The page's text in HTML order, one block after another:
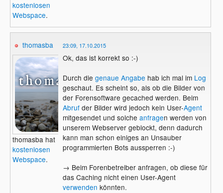
kostenlosen
Webspace.
thomasba
thomasba hat
kostenlosen
Webspace.
23:09, 17.10.2015
Ok, das ist korrekt so :-)
Durch die genaue Angabe hab ich mal im Log
geschaut. Es scheint so, als ob die Bilder von
der Forensoftware gecached werden. Beim
Abrufder Bilder wird jedoch kein User-Agent
mitgesendet und solche anfragen werden von
unserem Webserver geblockt, denn dadurch
kann man schon einiges an Unsauber
programmierten Bots aussperren :-)
→ Beim Forenbetreiber anfragen, ob diese für
das Caching nicht einen User-Agent
verwenden könnten.